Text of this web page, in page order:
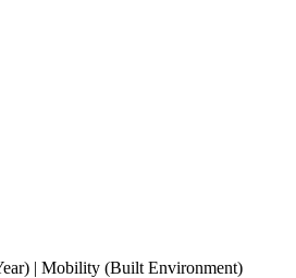
| Mobility (Built Environment)